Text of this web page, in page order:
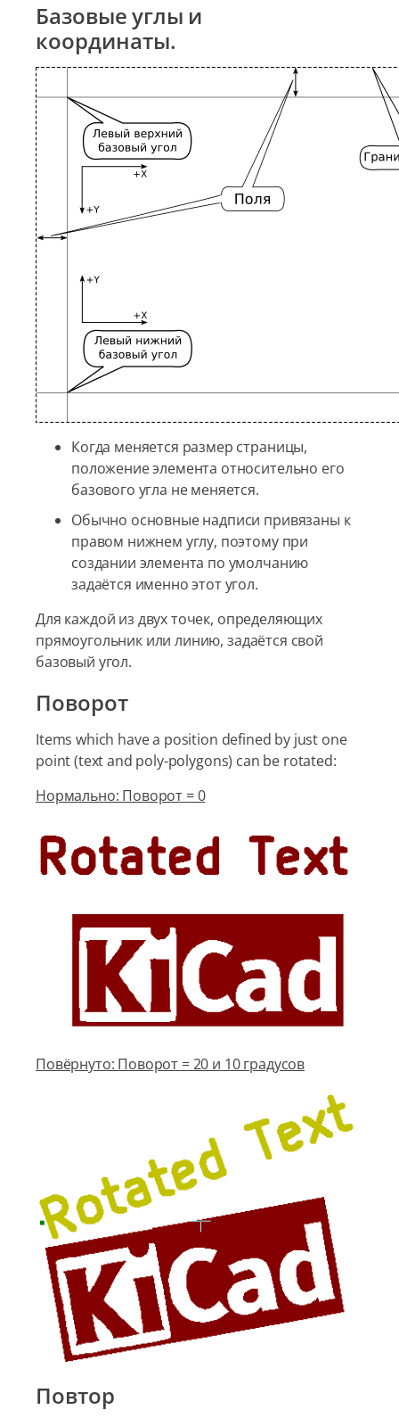
Базовые углы и
координаты.
Когда меняется размер страницы,
положение элемента относительно его
базового угла не меняется.
Обычно основные надписи привязаны к
правом нижнем углу, поэтому при
создании элемента по умолчанию
задаётся именно этот угол.
Для каждой из двух точек, определяющих
прямоугольник или линию, задаётся свой
базовый угол.
Поворот
Items which have a position defined by just one
point (text and poly-polygons) can be rotated:
Нормально: Поворот = 0
Повёрнуто: Поворот = 20 и 10 градусов
Повтор